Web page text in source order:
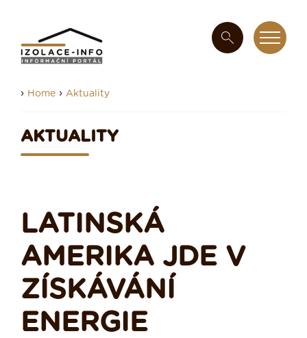
› Home › Aktuality
AKTUALITY
LATINSKÁ
AMERIKA JDE V
ZÍSKÁVÁNÍ
ENERGIE